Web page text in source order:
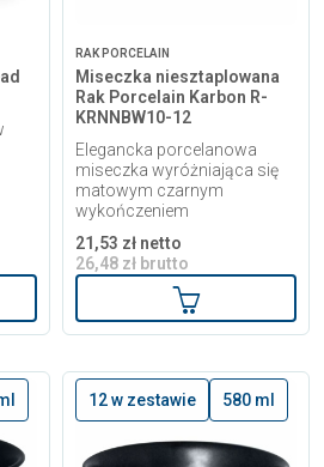
koszyka
RAK PORCELAIN
Miseczka niesztaplowana
Rak Porcelain Karbon R-
KRNNBW10-12
Elegancka porcelanowa
miseczka wyróżniająca się
matowym czarnym
wykończeniem
21,53 zł netto
26,48 zł brutto
Dodaj do
12 w zestawie 580 ml